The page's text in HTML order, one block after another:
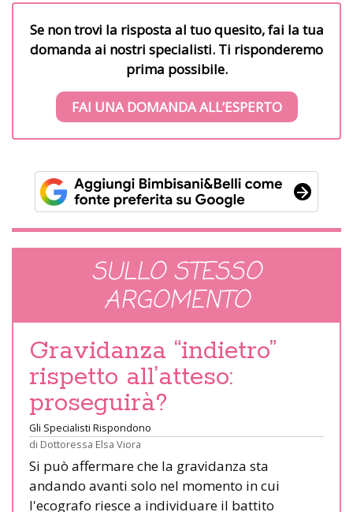
Se non trovi la risposta al tuo quesito, fai la tua
domanda ai nostri specialisti. Ti risponderemo
prima possibile.
FAI UNA DOMANDA ALL’ESPERTO
SULLO STESSO
ARGOMENTO
Gravidanza “indietro”
rispetto all’atteso:
proseguirà?
Gli Specialisti Rispondono
di Dottoressa Elsa Viora
Si può affermare che la gravidanza sta
andando avanti solo nel momento in cui
l'ecografo riesce a individuare il battito